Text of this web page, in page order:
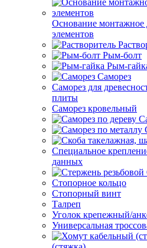
Основание монтажное
элементов
Рым-болт
Рым-
Саморез
Саморез для
плиты
Саморез кровельный
Специальное
данных
Стопорное кольцо
Стопорный винт
Талреп
Уголок крепежный/
Универсальная